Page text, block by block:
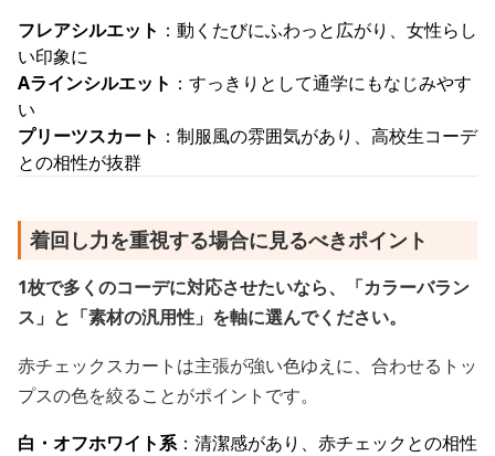
フレアシルエット ：動くたびにふわっと広がり、女性らし
い印象に
Aラインシルエット ：すっきりとして通学にもなじみやす
い
プリーツスカート ：制服風の雰囲気があり、高校生コーデ
との相性が抜群
着回し力を重視する場合に見るべきポイント
1枚で多くのコーデに対応させたいなら、「カラーバラン
ス」と「素材の汎用性」を軸に選んでください。
赤チェックスカートは主張が強い色ゆえに、合わせるトッ
プスの色を絞ることがポイントです。
白・オフホワイト系：清潔感があり、赤チェックとの相性